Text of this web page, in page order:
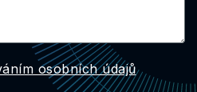
osobních údajů